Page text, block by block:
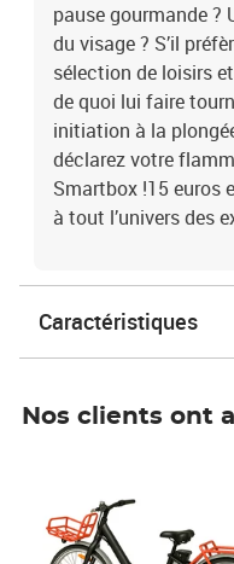
pause gourmande ?
du visage ? S’il
sélection de loisirs
de quoi lui faire
initiation à la
déclarez votre
Smartbox !15 euros
à tout l’univers des
Caractéristiques
Nos clients ont